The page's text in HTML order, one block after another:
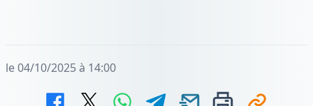
le 04/10/2025 à 14:00